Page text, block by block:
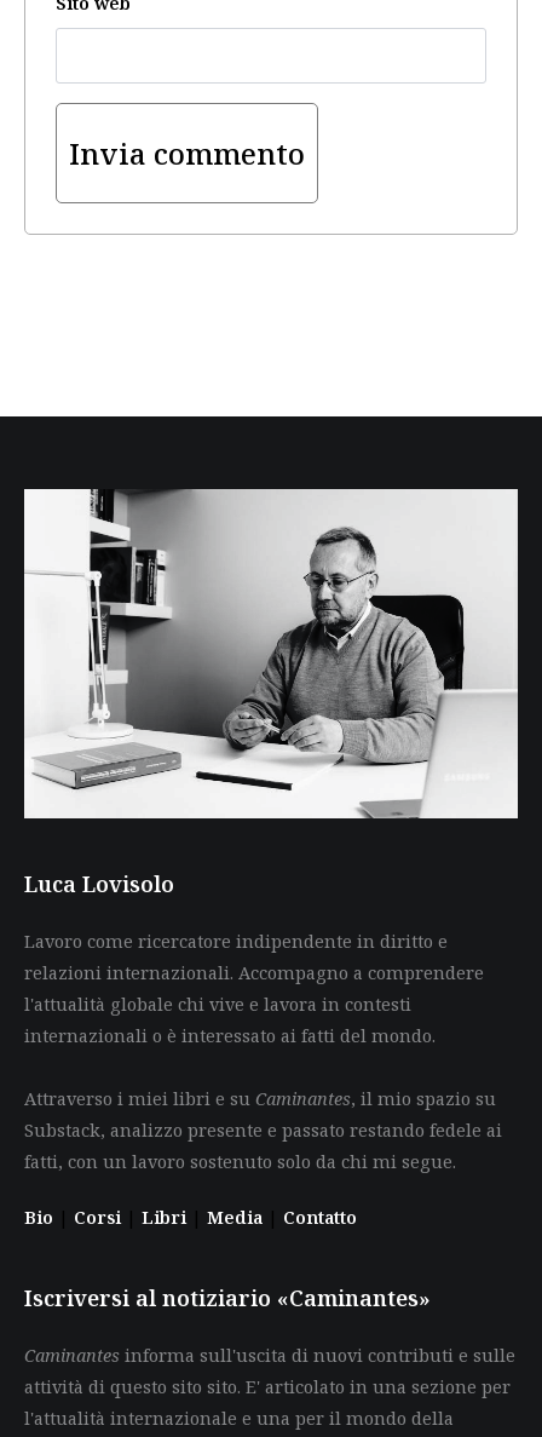
Luca Lovisolo
Lavoro come ricercatore indipendente in diritto e
relazioni internazionali. Accompagno a comprendere
l'attualità globale chi vive e lavora in contesti
internazionali o è interessato ai fatti del mondo.
Attraverso i miei libri e su Caminantes, il mio spazio su
Substack, analizzo presente e passato restando fedele ai
fatti, con un lavoro sostenuto solo da chi mi segue.
Bio | Corsi | Libri | Media | Contatto
Iscriversi al notiziario «Caminantes»
Caminantes informa sull'uscita di nuovi contributi e sulle
attività di questo sito sito. E' articolato in una sezione per
l'attualità internazionale e una per il mondo della